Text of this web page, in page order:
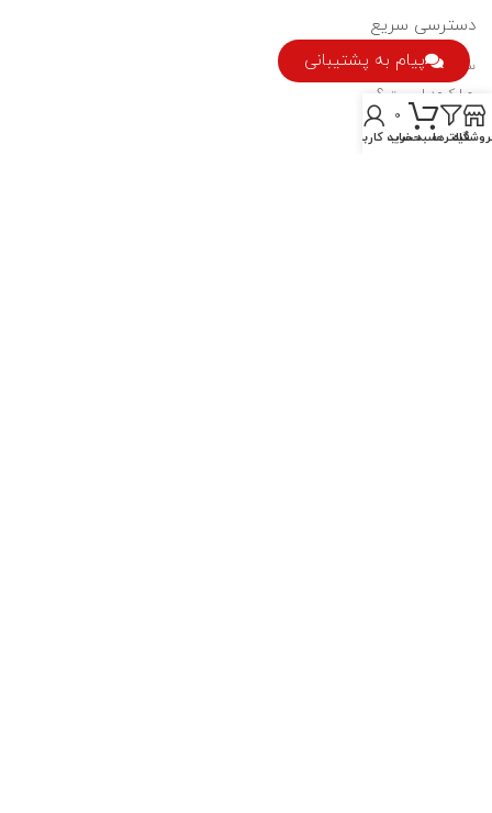
دسترسی سریع
سیاست حفظ حریم خصوصی
چرا کبود اسپرت ؟
فرصت های شغلی
پیام به پشتیبانی
فیلترها
0
سبد خرید
حساب کاربری من